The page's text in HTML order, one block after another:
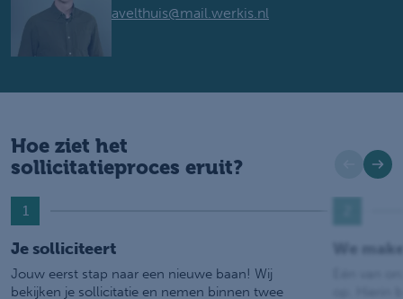
avelthuis@mail.werkis.nl
Hoe ziet het
sollicitatieproces eruit?
1
Je solliciteert
Jouw eerst stap naar een nieuwe baan! Wij
bekijken je sollicitatie en nemen binnen twee
We